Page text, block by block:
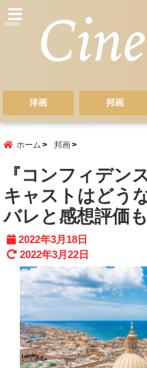
menu
洋画 邦画
ホーム 邦画
『コンフィデン
キャストはどう
バレと感想評価
2022年3月18日
2022年3月22日